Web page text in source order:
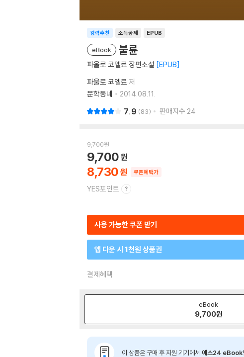
소득공제
강력추천 EPUB
eBook 불륜
파울로 코엘료 장편소설 EPUB
파울로 코엘료 저
문학동네
2014.08.11.
7.9 83 판매지수 24
9,700원
8,730
9,700
쿠폰혜택가
YES포인트
사용 가능한 쿠폰 받기
앱 다운 시 1천원 상품권
결제혜택
eBook
9,700원
이 상품은 구매 후 지원 기기에서 예스24 eBook